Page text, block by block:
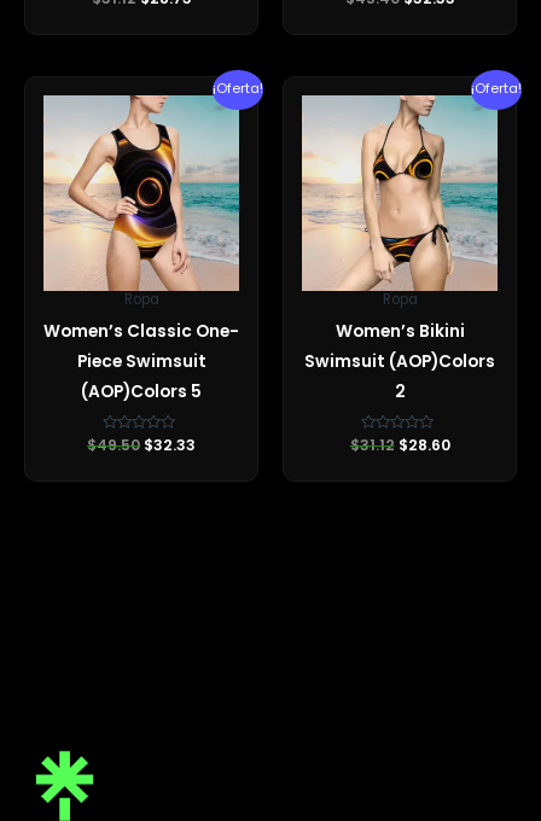
con
de
con
de
¡Oferta!
Ropa
Women’s Classic One-
Piece Swimsuit
(AOP)Colors 5
Valorado
con
de
$49.50
precio
original
era:
$49.50.
$32.33
precio
actual
$32.33.
¡Oferta!
Ropa
Women’s Bikini
Swimsuit (AOP)Colors
2
Valorado
con
de
$31.12
precio
original
era:
$31.12.
$28.60
precio
actual
$28.60.